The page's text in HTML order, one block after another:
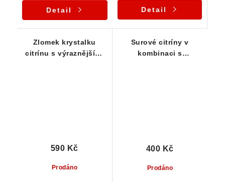
Detail Detail
Zlomek krystalku
citrínu s výraznějšími
Prodáno
590 Kč
Surové citríny v
kombinaci s
Prodáno
400 Kč